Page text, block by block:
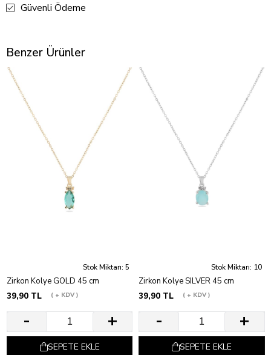
Güvenli Ödeme
Benzer Ürünler
Stok Miktarı: 5
Zirkon Kolye GOLD 45 cm
39,90 TL
+ KDV
SEPETE EKLE
Stok Miktarı: 10
Zirkon Kolye SILVER 45 cm
39,90 TL
+ KDV
SEPETE EKLE